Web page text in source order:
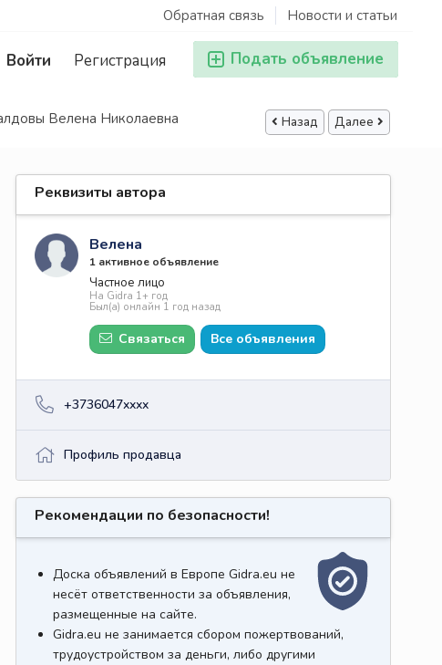
Новости и статьи
Обратная связь
Подать объявление
Регистрация
Войти
Велена Николаевна
Назад Далее
Реквизиты автора
Велена
1 активное объявление
Частное лицо
На Gidra 1+ год
Был(а) онлайн 1 год назад
Связаться Все объявления
+3736047xxxx
Профиль продавца
Рекомендации по безопасности!
Доска объявлений в Европе Gidra.eu не
несёт ответственности за объявления,
размещенные на сайте.
Gidra.eu не занимается сбором пожертвований,
трудоустройством за деньги, либо другими